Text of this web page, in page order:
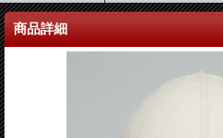
商品詳細